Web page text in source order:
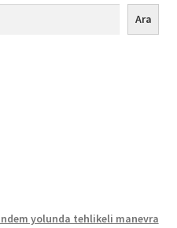
Ara
yolunda tehlikeli manevra